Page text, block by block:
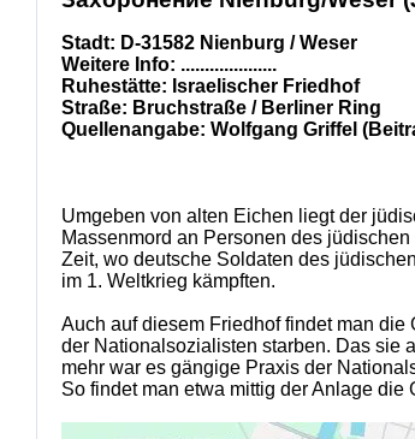
Stadt: D-31582 Nienburg / Weser
Weitere Info: ....................
Ruhestätte: Israelischer Friedhof
Straße: Bruchstraße / Berliner Ring
Quellenangabe: Wolfgang Griffel
Umgeben von alten Eichen liegt der
Massenmord an Personen des
Zeit, wo deutsche Soldaten des
im 1. Weltkrieg kämpften.
Auch auf diesem Friedhof findet man
der Nationalsozialisten starben. Das sie
mehr war es gängige Praxis der
So findet man etwa mittig der Anlage die